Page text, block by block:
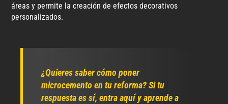
áreas y permite la creación de efectos decorativos
personalizados.
¿Quieres saber cómo poner
microcemento en tu reforma?Si tu
respuesta es sí, entra aquí yaprende a